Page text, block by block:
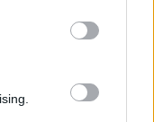
ki hosszú,
a mély